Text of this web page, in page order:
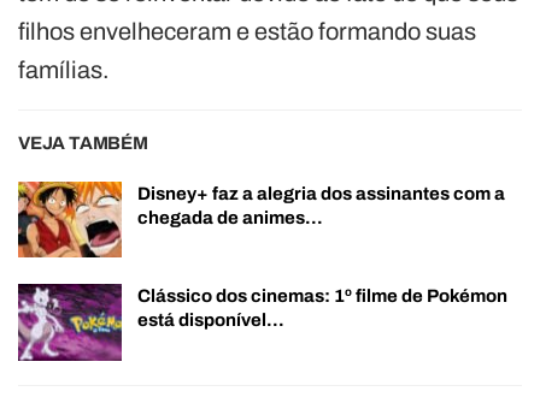
filhos envelheceram e estão formando suas
famílias.
VEJA TAMBÉM
Disney+ faz a alegria dos assinantes com a
chegada de animes…
Clássico dos cinemas: 1º filme de Pokémon
está disponível…